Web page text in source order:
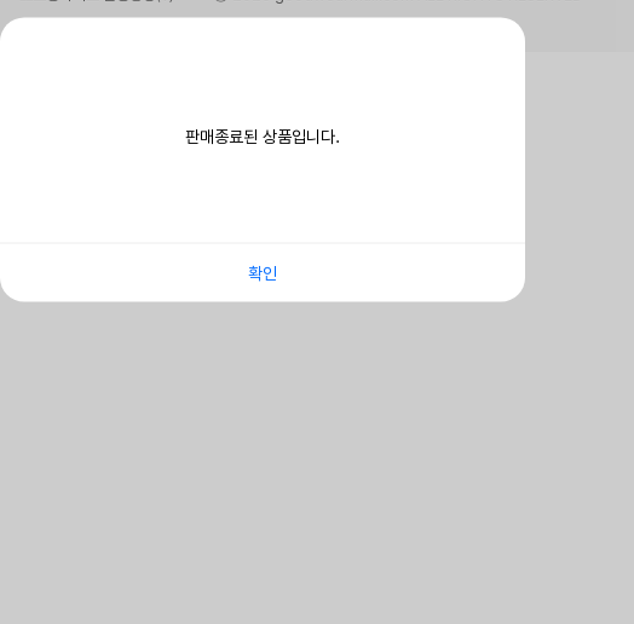
판매종료된 상품입니다.
확인